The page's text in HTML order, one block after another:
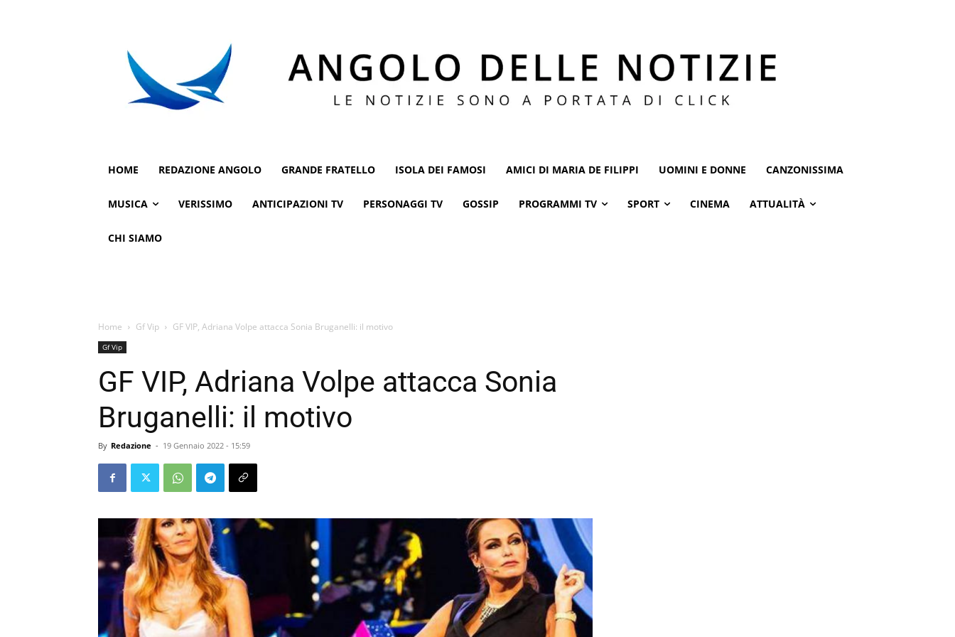
HOME REDAZIONE ANGOLO GRANDE FRATELLO ISOLA DEI FAMOSI AMICI DI MARIA DE FILIPPI UOMINI E DONNE CANZONISSIMA
MUSICA VERISSIMO ANTICIPAZIONI TV PERSONAGGI TV GOSSIP PROGRAMMI TV SPORT CINEMA ATTUALITÀ
CHI SIAMO
Home Gf Vip GF VIP, Adriana Volpe attacca Sonia Bruganelli: il motivo
Gf Vip
GF VIP, Adriana Volpe attacca Sonia
Bruganelli: il motivo
By Redazione - 19 Gennaio 2022 - 15:59